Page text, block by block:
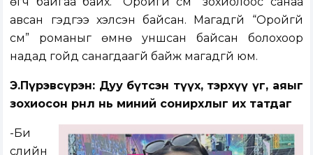
авсан гэдгээ хэлсэн байсан. Магадгүй “Оройгүй
сүм” романыг өмнө уншсан байсан болохоор
надад гойд санагдаагүй байж магадгүй юм.
Э.Пүрэвсүрэн: Дуу бүтсэн түүх, тэрхүү үг, аяыг
зохиосон өрнөл нь миний сонирхлыг их татдаг
-Би
сүүлийн